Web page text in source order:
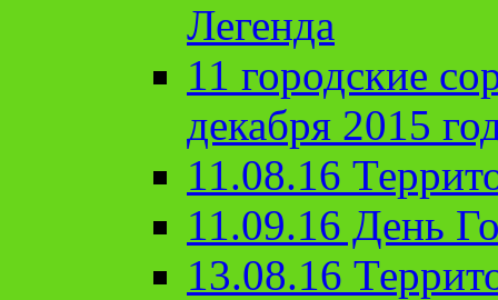
Легенда
11 городские
декабря 2015
11.08.16
11.09.16 День
13.08.16